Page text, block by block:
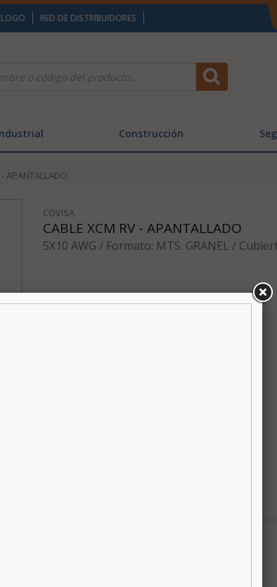
RED DE DISTRIBUIDORES
Construcción
APANTALLADO
COVISA
CABLE XCM RV - APANTALLADO
5X10 AWG / Formato: MTS. GRANEL /